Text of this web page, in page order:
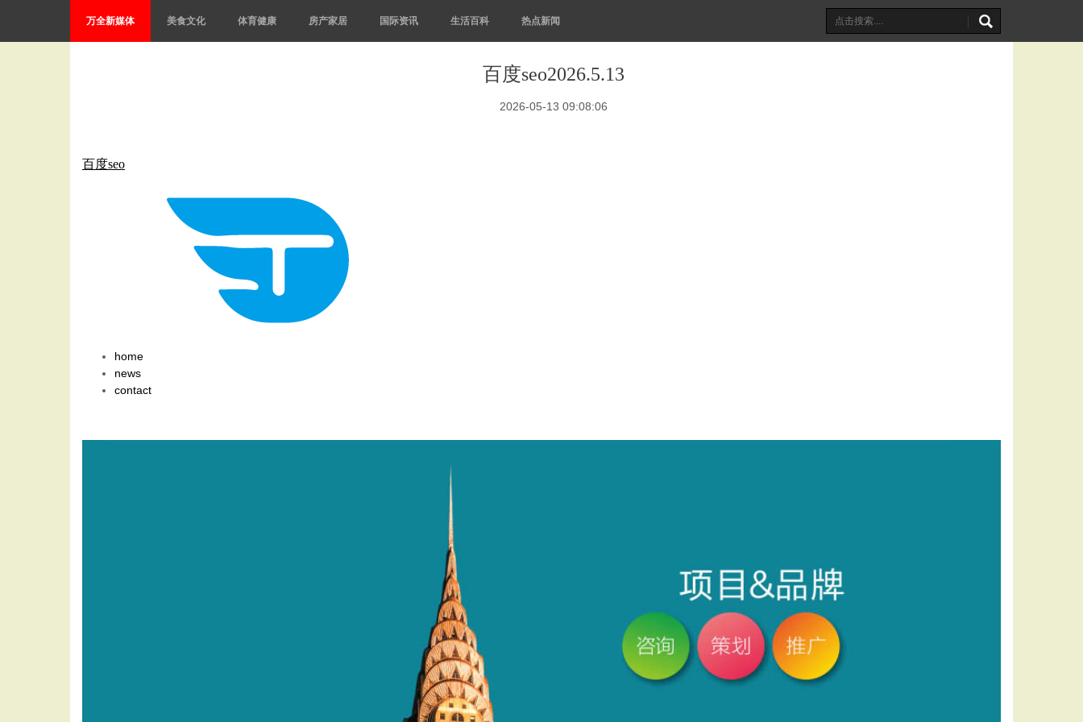
万全新媒体 美食文化 体育健康 房产家居 国际资讯 生活百科 热点新闻
百度seo2026.5.13
2026-05-13 09:08:06
百度seo
home
news
contact